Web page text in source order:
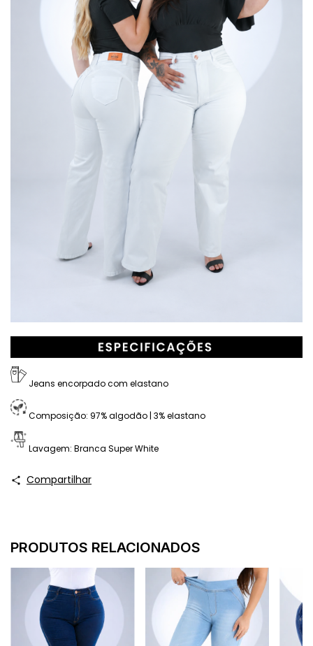
Jeans encorpado com elastano
Composição: 97% algodão | 3% elastano
Lavagem: Branca Super White
Compartilhar
PRODUTOS RELACIONADOS